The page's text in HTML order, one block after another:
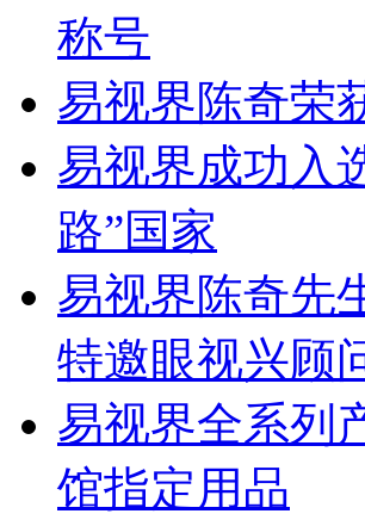
称号
易视界陈奇荣
易视界成功入
路”国家
易视界陈奇先
特邀眼视兴顾
易视界全系列
馆指定用品